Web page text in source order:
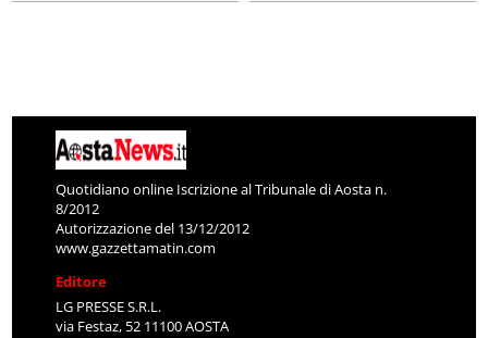
Quotidiano online Iscrizione al Tribunale di Aosta n.
8/2012
Autorizzazione del 13/12/2012
www.gazzettamatin.com
Editore
LG PRESSE S.R.L.
via Festaz, 52 11100 AOSTA